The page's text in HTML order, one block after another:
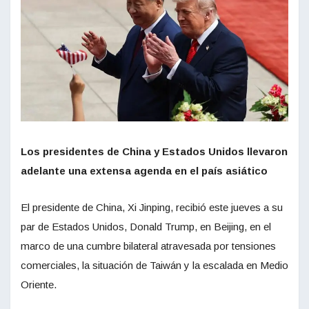
Los presidentes de China y Estados Unidos llevaron
adelante una extensa agenda en el país asiático
El presidente de China, Xi Jinping, recibió este jueves a su
par de Estados Unidos, Donald Trump, en Beijing, en el
marco de una cumbre bilateral atravesada por tensiones
comerciales, la situación de Taiwán y la escalada en Medio
Oriente.